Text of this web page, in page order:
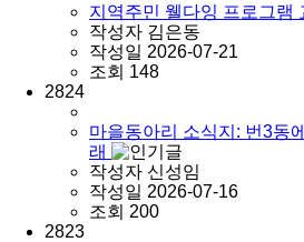
지역주민 웰다잉 프로그램
작성자 김은동
작성일 2026-07-21
조회 148
2824
마을동아리 소식지: 번3동
래
작성자 신성임
작성일 2026-07-16
조회 200
2823